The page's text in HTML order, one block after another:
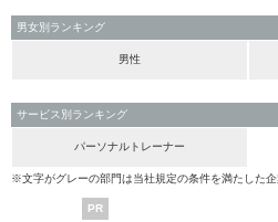
男女別ランキング
男性
サービス別ランキング
パーソナルトレーナー
※文字がグレーの部門は当社規定の条件を満たした
PR